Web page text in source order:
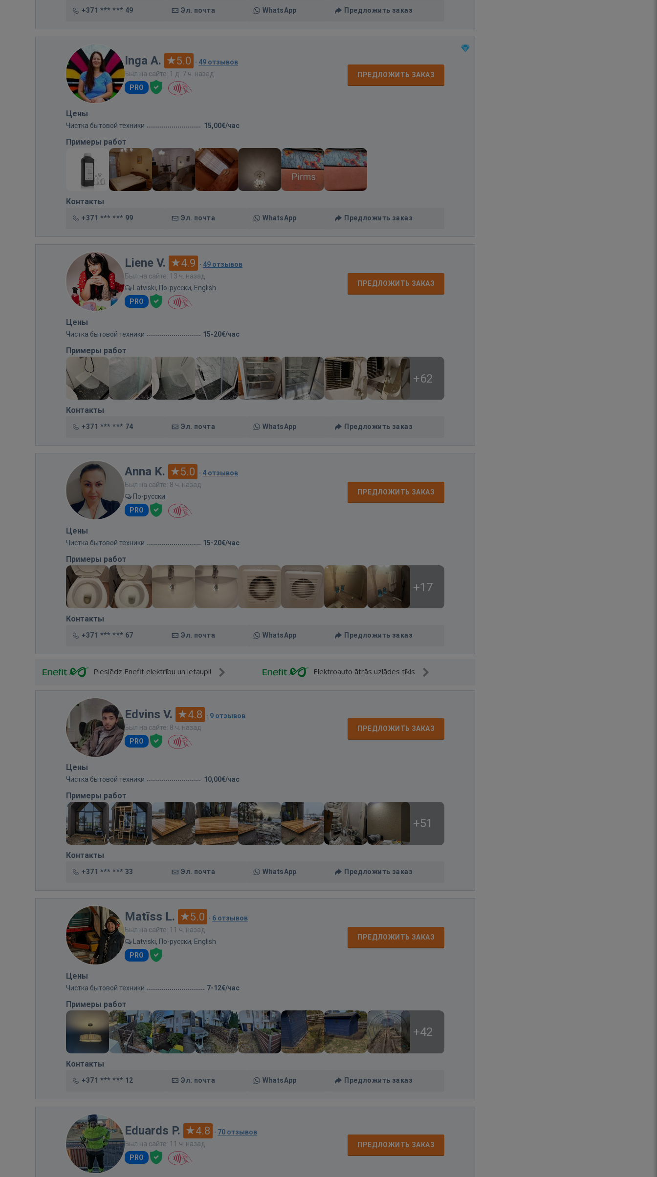
+371 *** *** 49 Эл. почта WhatsApp Предложить заказ
Inga A. 5.0 · 49 отзывов
Был на сайте: 1 д. 7 ч. назад
PRO
ПРЕДЛОЖИТЬ ЗАКАЗ
Цены
Чистка бытовой техники 15,00€/час
Примеры работ
Контакты
+371 *** *** 99 Эл. почта WhatsApp Предложить заказ
Liene V. 4.9 · 49 отзывов
Был на сайте: 13 ч. назад
Latviski, По-русски, English
PRO
ПРЕДЛОЖИТЬ ЗАКАЗ
Цены
Чистка бытовой техники 15-20€/час
Примеры работ
+62
Контакты
+371 *** *** 74 Эл. почта WhatsApp Предложить заказ
Anna K. 5.0 · 4 отзывов
Был на сайте: 8 ч. назад
По-русски
PRO
ПРЕДЛОЖИТЬ ЗАКАЗ
Цены
Чистка бытовой техники 15-20€/час
Примеры работ
+17
Контакты
+371 *** *** 67 Эл. почта WhatsApp Предложить заказ
Pieslēdz Enefit elektrību un ietaupi! Elektroauto ātrās uzlādes tīkls
Edvins V. 4.8 · 9 отзывов
Был на сайте: 8 ч. назад
PRO
ПРЕДЛОЖИТЬ ЗАКАЗ
Цены
Чистка бытовой техники 10,00€/час
Примеры работ
+51
Контакты
+371 *** *** 33 Эл. почта WhatsApp Предложить заказ
Matīss L. 5.0 · 6 отзывов
Был на сайте: 11 ч. назад
Latviski, По-русски, English
PRO
ПРЕДЛОЖИТЬ ЗАКАЗ
Цены
Чистка бытовой техники 7-12€/час
Примеры работ
+42
Контакты
+371 *** *** 12 Эл. почта WhatsApp Предложить заказ
Eduards P. 4.8 · 70 отзывов
Был на сайте: 11 ч. назад
PRO
ПРЕДЛОЖИТЬ ЗАКАЗ